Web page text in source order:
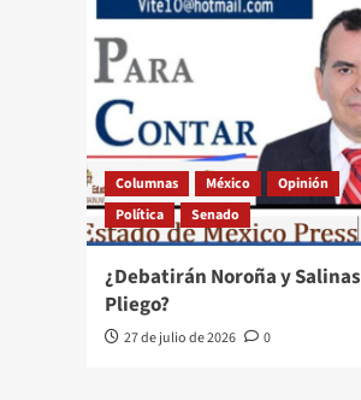
Columnas México
Opinión
Política
Senado
¿Debatirán Noroña y Salinas
Pliego?
27 de julio de 2026 0